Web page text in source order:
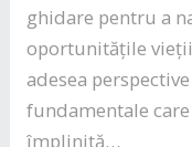
ghidare pentru a
oportunitățile
adesea
fundamentale
împlinită…